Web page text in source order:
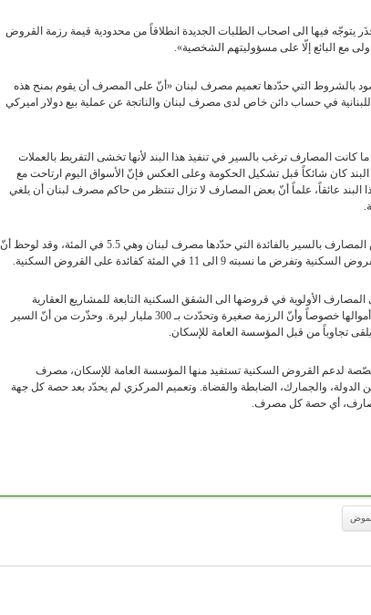
يتوجّه فيها الى اصحاب الطلبات الجديدة انطلاقاً من محدودية قيمة رزمة القروض
مع البائع إلّا على مسؤوليتهم الشخصية».
بالشروط التي حدّدها تعميم مصرف لبنان «أنّ على المصرف أن يقوم بمنح هذه
في حساب دائن خاص لدى مصرف لبنان والناتجة عن عملية بيع دولار اميركي
كانت المصارف ترغب بالسير في تنفيذ هذا البند لأنها تخشى التفريط بالعملات
البند كان شائكاً قبل تشكيل الحكومة وعلى العكس فإنّ الأسواق اليوم ارتاحت مع
البند عائقاً، علماً أنّ بعض المصارف لا تزال تنتظر من حاكم مصرف لبنان أن يلغي
الى جانب ذلك، يبدو أنّ هناك تردّداً لدى بعض المصارف بالسير بالفائدة التي حدّدها مصرف لبنان وهي 5.5 في المئة، وقد لوحظ أنّ
9 الى 11 في المئة كفائدة على القروض السكنية.
الأولوية في قروضها الى الشقق السكنية التابعة للمشاريع العقارية
الكبيرة التي تدعم إنشاءَها من اجل استرداد أموالها خصوصاً وأنّ الرزمة صغيرة وتحدّدت بـ 300 مليار ليرة. وحذّرت من أنّ السير
يلقى تجاوباً من قبل المؤسسة العامة للإسكان.
الـ 300 مليار ليرة المخصّصة لدعم القروض السكنية تستفيد منها المؤسسة العامة للإسكان، مصرف
الدولة، والجمارك، الضابطة والقضاة. وتعميم المركزي لم يحدّد بعد حصة كل جهة
أي حصة كل مصرف.